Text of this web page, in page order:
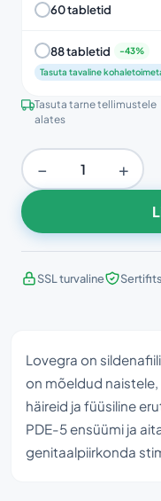
60 tabletid
88 tabletid
Tasuta tavaline
Tasuta tarne tellimustele
alates
− +
SSL turvaline
Lovegra on
on mõeldud
häireid ja füüsiline
PDE-5 ensüümi ja
genitaalpiirkonda